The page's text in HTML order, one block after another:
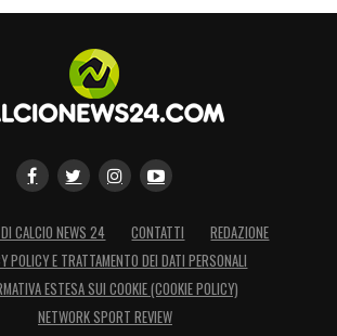
CALCIO NEWS 24 CONTATTI
REDAZIONE
POLICY E TRATTAMENTO DEI DATI PERSONALI
ESTESA SUI COOKIE (COOKIE POLICY)
NETWORK SPORT REVIEW